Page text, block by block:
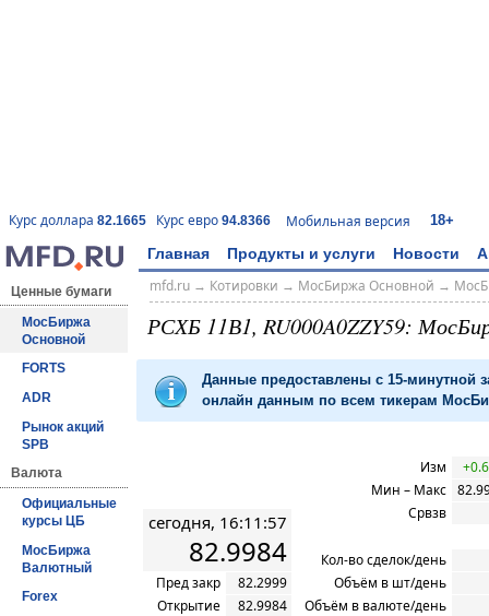
Курс доллара 82.1665 Курс евро 94.8366 Мобильная версия 18+
Главная Продукты и услуги Новости
Ценные бумаги
МосБиржа
Основной
FORTS
ADR
Рынок акций
SPB
Валюта
Официальные
курсы ЦБ
МосБиржа
Валютный
Forex
mfd.ru→ Котировки → МосБиржа Основной →
РСХБ 11В1, RU000A0ZZY59:
Данные предоставлены с 15-минутной
онлайн данным по всем тикерам
сегодня, 16:11:57
82.9984
Пред закр
82.2999
Открытие
82.9984
Изм
Мин – Макс
Срвзв
Кол-во сделок/день
Объём в шт/день
Объём в валюте/день